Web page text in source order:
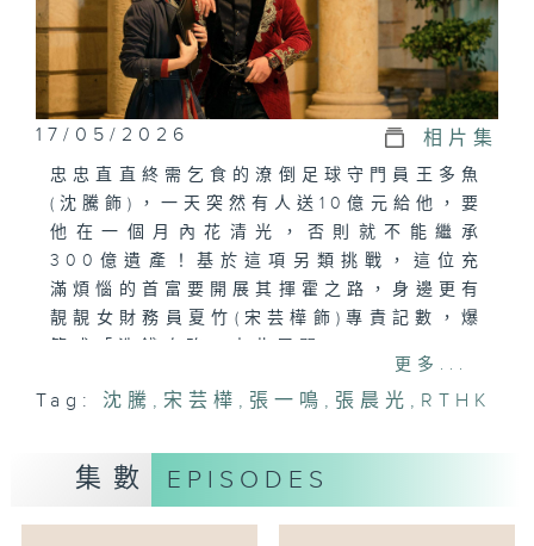
17/05/2026 相片集
忠忠直直終需乞食的潦倒足球守門員王多魚
(沈騰飾)，一天突然有人送10億元給他，要
他在一個月內花清光，否則就不能繼承
300億遺產！基於這項另類挑戰，這位充
滿煩惱的首富要開展其揮霍之路，身邊更有
靚靚女財務員夏竹(宋芸樺飾)專責記數，爆
更多...
Tag: 沈騰 , 宋芸樺 , 張一鳴 , 張晨光 , RTHK
集數 EPISODES